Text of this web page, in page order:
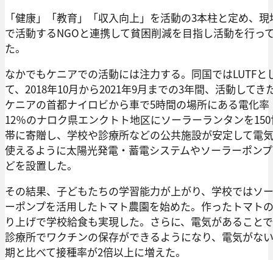
「健康」「教育」「収入向上」を活動の3本柱と定め、現
で活動するNGOと連携して貧困削減を目指し活動を行っ
た。
なかでもケニアでの活動には注力する。同国ではLUTFと
て、2018年10月から2021年9月までの3年間、活動してき
ケニアの首都ナイロビから車で5時間の場所にある電化率
12％のナロク県エンクトト地区にソーラーランタンを
帯に寄贈し、学校や診療所などの公共施設が安定して電
使えるように太陽光発電・蓄電システムやソーラーポン
どを設置した。
その結果、子どもたちの学習能力が上がり、学校ではソ
ーポンプを活用したトマト農園を始めた。作ったトマト
り上げで学校給食も実現した。さらに、電気があること
診療所でワクチンの保存ができるようになり、電気がな
期と比べて接種率が2倍以上に増えた。